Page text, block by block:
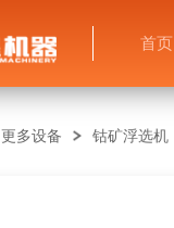
首页
更多设备 钴矿浮选机